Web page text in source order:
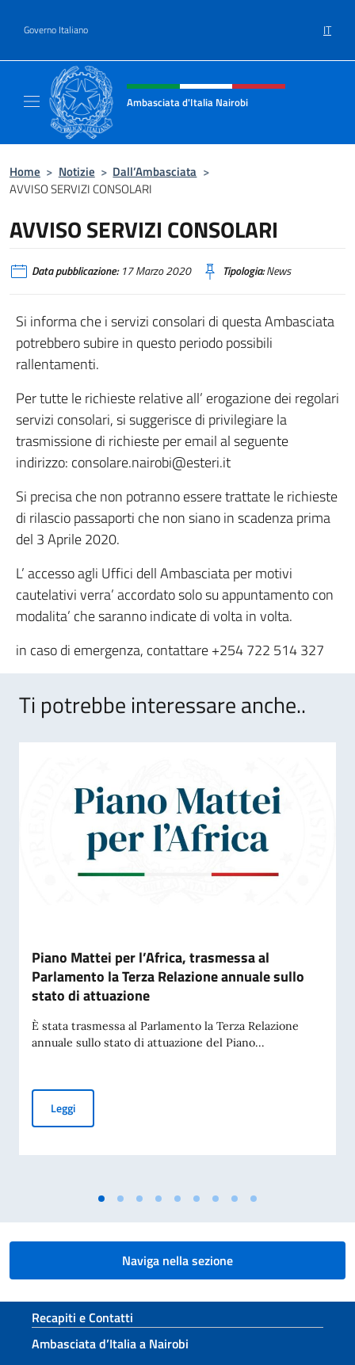
Governo Italiano IT
Intestazione sito, social e menù
Ambasciata d'Italia Nairobi
Home > Notizie > Dall’Ambasciata >
AVVISO SERVIZI CONSOLARI
AVVISO SERVIZI CONSOLARI
Data pubblicazione:17 Marzo 2020 Tipologia:News
Si informa che i servizi consolari di questa Ambasciata
potrebbero subire in questo periodo possibili
rallentamenti.
Per tutte le richieste relative all’ erogazione dei regolari
servizi consolari, si suggerisce di privilegiare la
trasmissione di richieste per email al seguente
indirizzo: consolare.nairobi@esteri.it
Si precisa che non potranno essere trattate le richieste
di rilascio passaporti che non siano in scadenza prima
del 3 Aprile 2020.
L’ accesso agli Uffici dell Ambasciata per motivi
cautelativi verra’ accordato solo su appuntamento con
modalita’ che saranno indicate di volta in volta.
in caso di emergenza, contattare +254 722 514 327
Ti potrebbe interessare anche..
Piano Mattei per l’Africa, trasmessa al
Parlamento la Terza Relazione annuale sullo
stato di attuazione
È stata trasmessa al Parlamento la Terza Relazione
annuale sullo stato di attuazione del Piano...
LeggiPiano Mattei per l’Africa, trasmessa al Parlamento la
Naviga nella sezione
Sezione footer
Recapiti e Contatti
Ambasciata d’Italia a Nairobi